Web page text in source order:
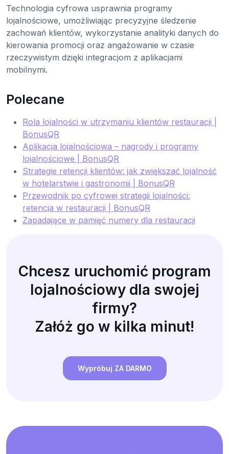
Technologia cyfrowa usprawnia programy
lojalnościowe, umożliwiając precyzyjne śledzenie
zachowań klientów, wykorzystanie analityki danych do
kierowania promocji oraz angażowanie w czasie
rzeczywistym dzięki integracjom z aplikacjami
mobilnymi.
Polecane
Rola lojalności w utrzymaniu klientów restauracji |
BonusQR
Aplikacja lojalnościowa – nagrody i programy
lojalnościowe | BonusQR
Strategie retencji klientów: jak zwiększać lojalność
w hotelarstwie i gastronomii | BonusQR
Przewodnik po cyfrowej strategii lojalności:
retencja w restauracji | BonusQR
Zapadające w pamięć numery dla restauracji
Chcesz uruchomić program
lojalnościowy dla swojej
firmy?
Załóż go w kilka minut!
Wypróbuj ZA DARMO